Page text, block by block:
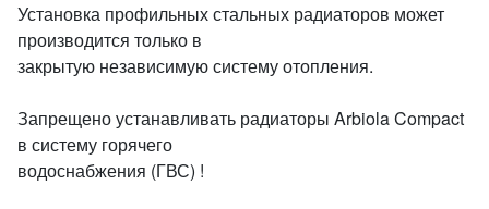
Установка профильных стальных радиаторов может
производится только в
закрытую независимую систему отопления.
Запрещено устанавливать радиаторы Arbiola Compact
в систему горячего
водоснабжения (ГВС) !